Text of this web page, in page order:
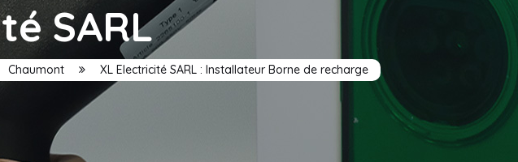
SARL
Chaumont XL Electricité SARL : Installateur Borne de recharge